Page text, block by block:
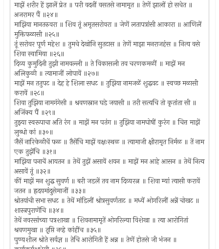
माझें शरीर हें झालें प्रेत ॥ परी वदनीं वसतसे नामामृत ॥ तेणें झालों हो सचेत ॥
अजरामर पैं ॥२४॥
माझिया मानतरुवरा ॥ शिव तूं अमृतसरोवरा ॥ जेणें लतापत्रांसी आकारा ॥ आणिलें
मुक्तिफळासी ॥२५॥
तूं सरोवर पूर्ण महेश ॥ तुमचे देखोनि सुतटास ॥ तेणें माझा मनराजहंस ॥ नित्य वसे
शिवा स्वामिया ॥२६॥
दिव्य कुमुदिनी तुझी नामवल्ली ॥ ते विकासली तव चरणकमळीं ॥ माझें मन
अलिकुळी ॥ त्यामाजीं लोपावें ॥२७॥
माझें मन ततुपट ॥ देह हे शिला सधट ॥ तुझिया नामजळें शुद्धवट ॥ स्वच्छ मळासी
करावें ॥२८॥
शिवा तुझिया नामगंगेसी ॥ श्रवणस्नान घडे जयासी ॥ तरी सत्यचि तो कृतांता सी ॥
अजिंक्य पैं ॥२९॥
तुझ्या स्वरूपाचा अति रंग ॥ माझें मन पतंग ॥ तुझिया नामघोषीं कुरंग ॥ चित्त माझें
लुब्धो कां ॥३०॥
जैसें नारिकेळीचें फळ ॥ तैसेंचि माझें वक्षःस्थळ ॥ त्यामाजी क्षीरामृत निर्मळ ॥ तें नाम
एक तुझेंचि ॥३१॥
माझिया पनाचें आयतन ॥ तेथें तुझें असावें शयन ॥ माझें मन आहे आसन ॥ तेथें नित्य
असावें तूं ॥३२॥
कीं माझें मन शुद्ध सुवर्ण ॥ बरी जडलें तव नाम दिव्यरत्न ॥ शिवा म्यां त्यासी करावें
जतन ॥ ह्रदयमांदुसेमाजीं ॥३३॥
श्रोतयांची सभा सधट ॥ तेथें मांडिलीं श्रोत्रसुवर्णताट ॥ मध्यें ओगरिलीं अन्नें चोखट ॥
शास्त्रपुराणेंचि ॥३४॥
तेथें नवरसांच्या पत्रशाखा ॥ शिवनामामृतें ओगरिल्या विशेखा ॥ त्या आरोगितां
श्रवणमुखा ॥ तृप्ति नव्हे कांहींच ॥३५॥
पुण्यशील श्रोते सर्वज्ञ ॥ तेचि आरोगिती हें अन्न ॥ तेणें होतसे जी भंजन ॥